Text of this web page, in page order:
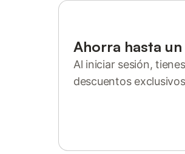
Ahorra hasta
Al iniciar sesión,
descuentos